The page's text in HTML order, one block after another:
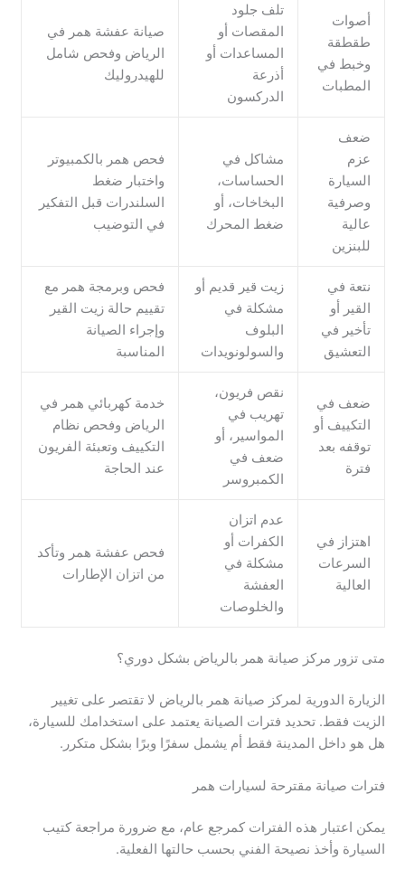
أصوات
طقطقة
وخبط في
المطبات
تلف جلود
المقصات أو
المساعدات أو
أذرعة
الدركسون
صيانة عفشة همر في
الرياض وفحص شامل
للهيدروليك
ضعف
عزم
السيارة
وصرفية
عالية
للبنزين
مشاكل في
الحساسات،
البخاخات، أو
ضغط المحرك
فحص همر بالكمبيوتر
واختبار ضغط
السلندرات قبل التفكير
في التوضيب
نتعة في
القير أو
تأخير في
التعشيق
زيت قير قديم أو
مشكلة في
البلوف
والسولونويدات
فحص وبرمجة همر مع
تقييم حالة زيت القير
وإجراء الصيانة
المناسبة
ضعف في
التكييف أو
توقفه بعد
فترة
نقص فريون،
تهريب في
المواسير، أو
ضعف في
الكمبروسر
خدمة كهربائي همر في
الرياض وفحص نظام
التكييف وتعبئة الفريون
عند الحاجة
اهتزاز في
السرعات
العالية
عدم اتزان
الكفرات أو
مشكلة في
العفشة
والخلوصات
فحص عفشة همر وتأكد
من اتزان الإطارات
متى تزور مركز صيانة همر بالرياض بشكل دوري؟
الزيارة الدورية لمركز صيانة همر بالرياض لا تقتصر على تغيير
الزيت فقط. تحديد فترات الصيانة يعتمد على استخدامك للسيارة،
هل هو داخل المدينة فقط أم يشمل سفرًا وبرًا بشكل متكرر.
فترات صيانة مقترحة لسيارات همر
يمكن اعتبار هذه الفترات كمرجع عام، مع ضرورة مراجعة كتيب
السيارة وأخذ نصيحة الفني بحسب حالتها الفعلية.